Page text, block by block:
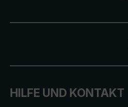
HILFE UND KONTAKT